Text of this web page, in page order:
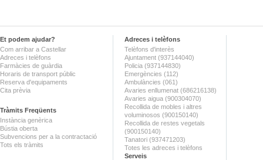
Et podem ajudar?
Com arribar a Castellar
Adreces i telèfons
Farmàcies de guàrdia
Horaris de transport públic
Reserva d'equipaments
Cita prèvia
Tràmits Freqüents
Instància genèrica
Bústia oberta
Subvencions per a la contractació
Tots els tràmits
Adreces i telèfons
Telèfons d'interès
Ajuntament (937144040)
Policia (937144830)
Emergències (112)
Ambulàncies (061)
Avaries enllumenat (686216138)
Avaries aigua (900304070)
Recollida de mobles i altres
voluminosos (900150140)
Recollida de restes vegetals
(900150140)
Tanatori (937471203)
Totes les adreces i telèfons
Serveis